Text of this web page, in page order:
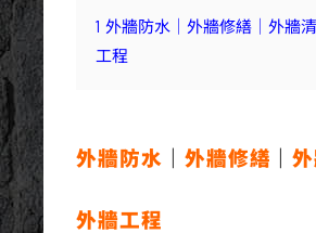
1 外牆防水｜外牆修繕｜外牆
工程
外牆防水 外牆修繕 ｜
外牆工程